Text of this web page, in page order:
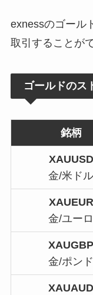
exnessのゴール
取引することが
ゴールドのス
銘柄
XAUUSD
金/米ドル
XAUEUR
金/ユーロ
XAUGBP
金/ポンド
XAUAUD